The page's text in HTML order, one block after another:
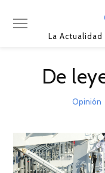
La
De
Opinión